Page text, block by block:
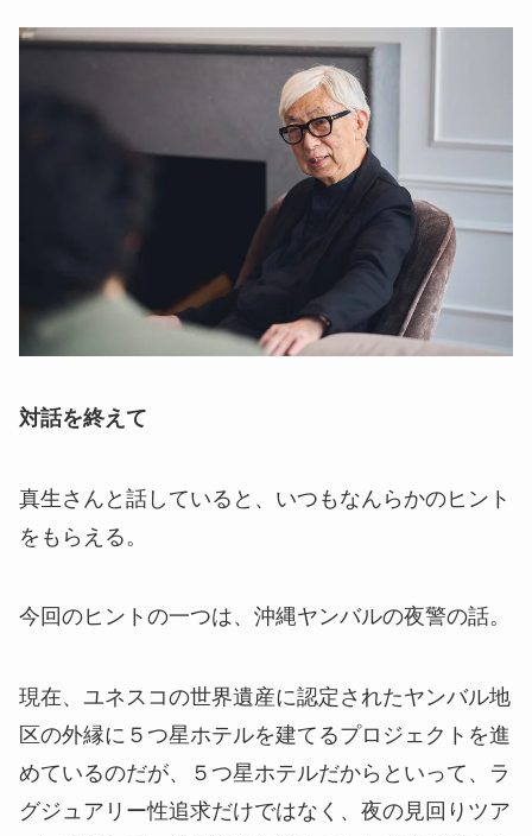
対話を終えて
真生さんと話していると、いつもなんらかのヒント
をもらえる。
今回のヒントの一つは、沖縄ヤンバルの夜警の話。
現在、ユネスコの世界遺産に認定されたヤンバル地
区の外縁に５つ星ホテルを建てるプロジェクトを進
めているのだが、５つ星ホテルだからといって、ラ
グジュアリー性追求だけではなく、夜の見回りツア